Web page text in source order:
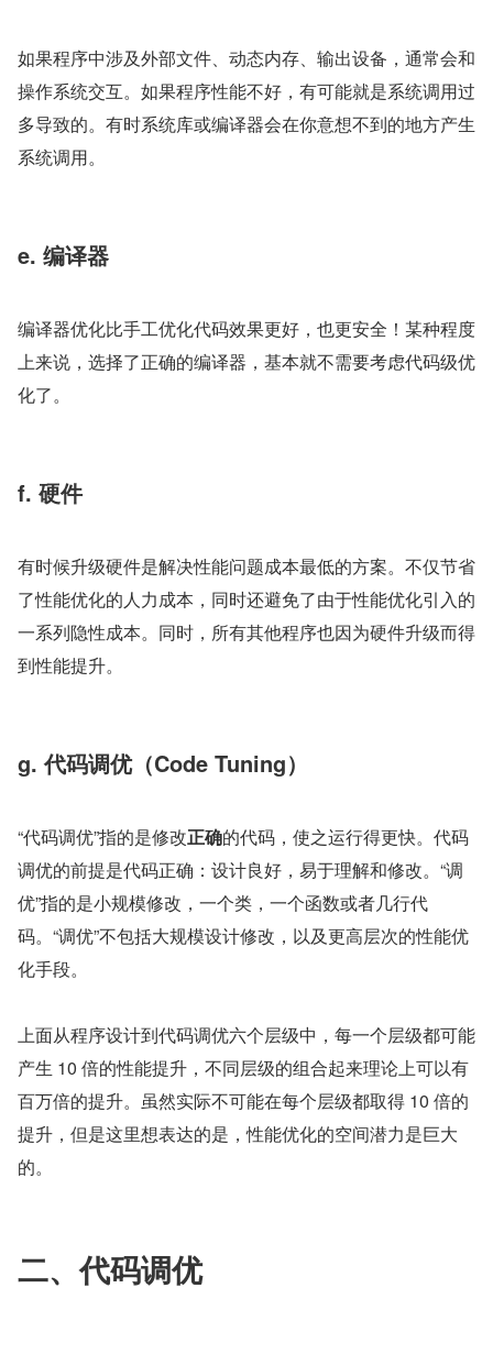
如果程序中涉及外部文件、动态内存、输出设备，通常会和
操作系统交互。如果程序性能不好，有可能就是系统调用过
多导致的。有时系统库或编译器会在你意想不到的地方产生
系统调用。
e. 编译器
编译器优化比手工优化代码效果更好，也更安全！某种程度
上来说，选择了正确的编译器，基本就不需要考虑代码级优
化了。
f. 硬件
有时候升级硬件是解决性能问题成本最低的方案。不仅节省
了性能优化的人力成本，同时还避免了由于性能优化引入的
一系列隐性成本。同时，所有其他程序也因为硬件升级而得
到性能提升。
g. 代码调优（Code Tuning）
“代码调优”指的是修改正确的代码，使之运行得更快。代码
调优的前提是代码正确：设计良好，易于理解和修改。“调
优”指的是小规模修改，一个类，一个函数或者几行代
码。“调优”不包括大规模设计修改，以及更高层次的性能优
化手段。
上面从程序设计到代码调优六个层级中，每一个层级都可能
产生 10 倍的性能提升，不同层级的组合起来理论上可以有
百万倍的提升。虽然实际不可能在每个层级都取得 10 倍的
提升，但是这里想表达的是，性能优化的空间潜力是巨大
的。
二、代码调优